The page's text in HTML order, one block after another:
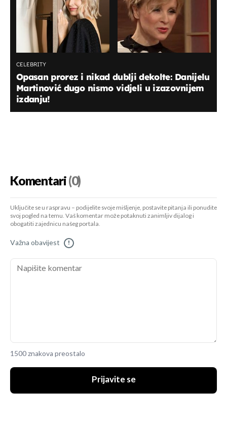
CELEBRITY
Opasan prorez i nikad dublji dekolte: Danijelu
Martinović dugo nismo vidjeli u izazovnijem
izdanju!
Komentari(0)
Uključite se u raspravu – podijelite svoje mišljenje, postavite pitanja ili ponudite
svoj pogled na temu. Vaš komentar može potaknuti zanimljiv dijalog i
obogatiti zajednicu našeg portala.
Važna obavijest !
1500 znakova preostalo
Prijavite se